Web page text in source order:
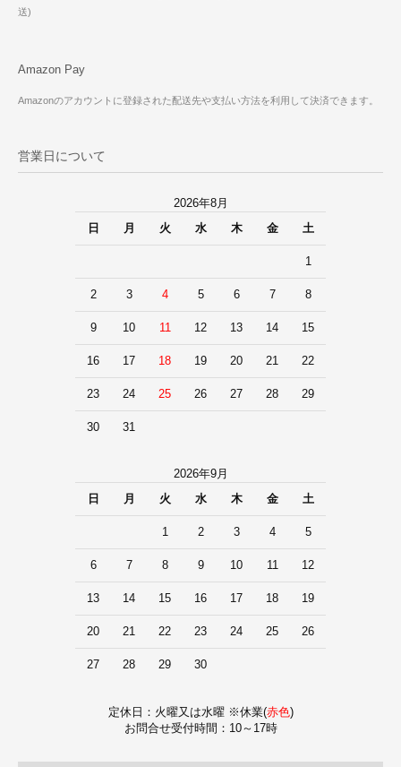
送)
Amazon Pay
Amazonのアカウントに登録された配送先や支払い方法を利用して決済できます。
営業日について
2026年8月
日
月 火 水 木 金 土
1
2 3 4 5 6 7 8
9 10 11 12 13 14 15
16 17 18 19 20 21 22
23 24 25 26 27 28 29
30 31
2026年9月
日
月 火 水 木 金 土
1 2 3 4 5
6 7 8 9 10 11 12
13 14 15 16 17 18 19
20 21 22 23 24 25 26
27 28 29 30
定休日：火曜又は水曜 ※休業(赤色)
お問合せ受付時間：10～17時